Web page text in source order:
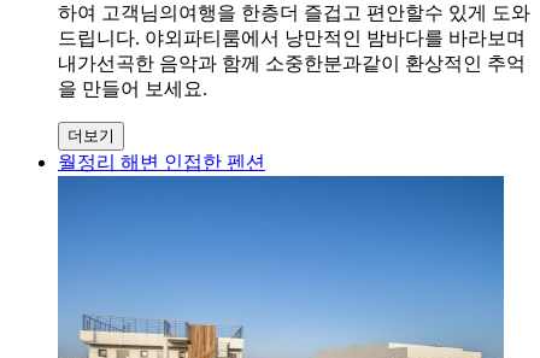
하여 고객님의여행을 한층더 즐겁고 편안할수 있게 도와
드립니다. 야외파티룸에서 낭만적인 밤바다를 바라보며
내가선곡한 음악과 함께 소중한분과같이 환상적인 추억
을 만들어 보세요.
더보기
월정리 해변 인접한 펜션